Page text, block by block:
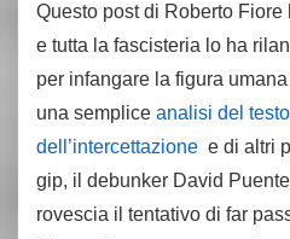
Questo post di Roberto
e tutta la fascisteria lo ha
per infangare la figura
una semplice analisi del
dell’intercettazione e di altri
gip, il debunker David
rovescia il tentativo di far